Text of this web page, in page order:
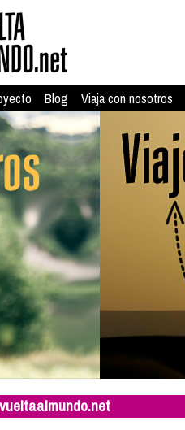
Blog Viaja con nosotros